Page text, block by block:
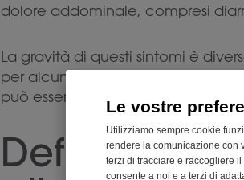
Le vostre
Utilizziamo sempre cookie
rendere la comunicazione con
terzi di tracciare e raccogliere
consente a noi e a terzi di
dolore addominale, compresi
La gravità di questi sintomi è
per alcuni, una reazione
può essere mortale.Definire
Definizione